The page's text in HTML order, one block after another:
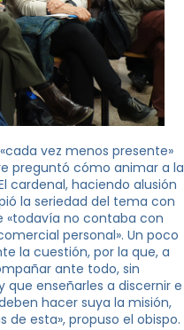
vez menos presente»
preguntó cómo animar a la
cardenal, haciendo alusión
la seriedad del tema con
«todavía no contaba con
personal». Un poco
la cuestión, por la que, a
ante todo, sin
que enseñarles a discernir e
hacer suya la misión,
esta», propuso el obispo.